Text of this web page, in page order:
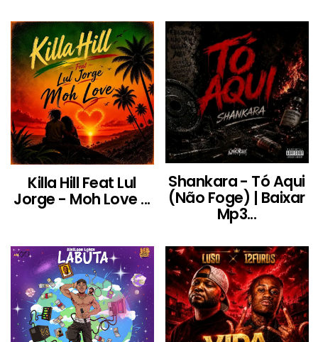
Killa Hill Feat Lul
Jorge - Moh Love ...
Shankara - Tó Aqui
(Não Foge) | Baixar
Mp3...